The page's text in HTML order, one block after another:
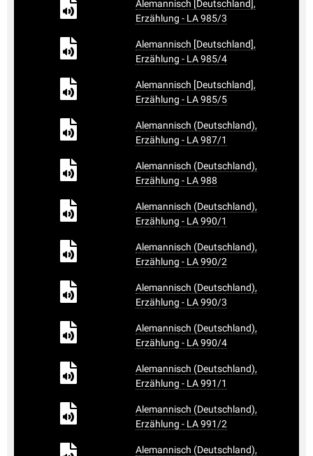
Alemannisch [Deutschland],
Erzählung - LA 985/3
Alemannisch [Deutschland],
Erzählung - LA 985/4
Alemannisch [Deutschland],
Erzählung - LA 985/5
Alemannisch (Deutschland),
Erzählung - LA 987/1
Alemannisch (Deutschland),
Erzählung - LA 988
Alemannisch (Deutschland),
Erzählung - LA 990/1
Alemannisch (Deutschland),
Erzählung - LA 990/2
Alemannisch (Deutschland),
Erzählung - LA 990/3
Alemannisch (Deutschland),
Erzählung - LA 990/4
Alemannisch (Deutschland),
Erzählung - LA 991/1
Alemannisch (Deutschland),
Erzählung - LA 991/2
Alemannisch (Deutschland),